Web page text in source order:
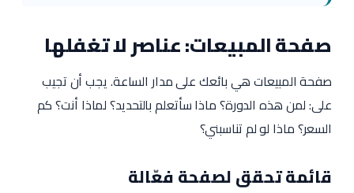
صفحة المبيعات: عناصر لا تغفلها
صفحة المبيعات هي بائعك على مدار الساعة. يجب أن تجيب
على: لمن هذه الدورة؟ ماذا سأتعلم بالتحديد؟ لماذا أنت؟ كم
السعر؟ ماذا لو لم تناسبني؟
قائمة تحقق لصفحة فعّالة